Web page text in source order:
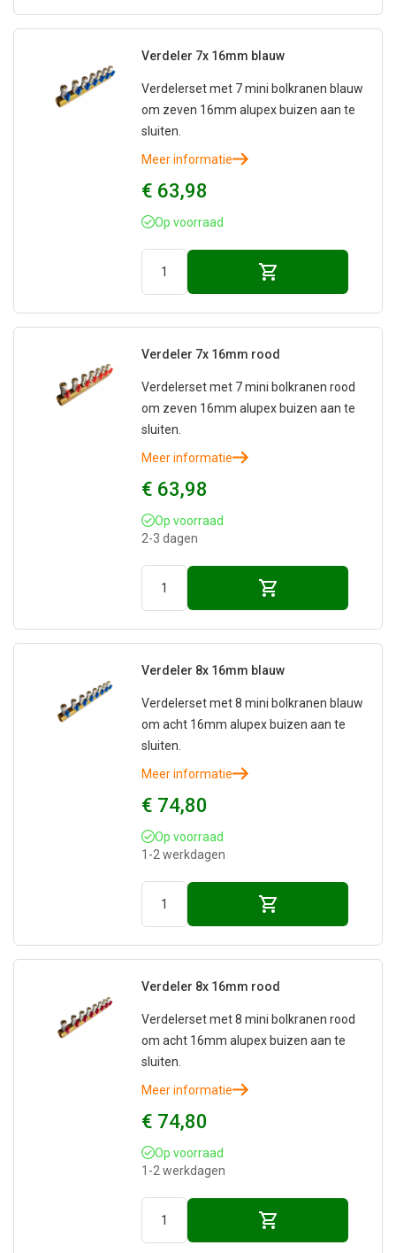
Verdeler 7x 16mm blauw
Verdelerset met 7 mini bolkranen blauw
om zeven 16mm alupex buizen aan te
sluiten.
Meer informatie
€ 63,98
Op voorraad
Verdeler 7x 16mm rood
Verdelerset met 7 mini bolkranen rood
om zeven 16mm alupex buizen aan te
sluiten.
Meer informatie
€ 63,98
Op voorraad
2-3 dagen
Verdeler 8x 16mm blauw
Verdelerset met 8 mini bolkranen blauw
om acht 16mm alupex buizen aan te
sluiten.
Meer informatie
€ 74,80
Op voorraad
1-2 werkdagen
Verdeler 8x 16mm rood
Verdelerset met 8 mini bolkranen rood
om acht 16mm alupex buizen aan te
sluiten.
Meer informatie
€ 74,80
Op voorraad
1-2 werkdagen